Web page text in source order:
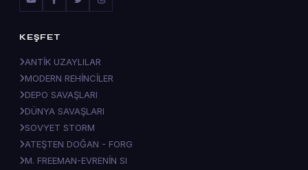
KEŞFET
ANTİK UZAYLILAR
MODERN REHİNCİLER
DEPO SAVAŞLARI
DÜNYA SAVAŞLARI
SOVYET STORM
ATEŞTEN DOĞAN - FORG
M. FREEMAN-EVRENİN SI